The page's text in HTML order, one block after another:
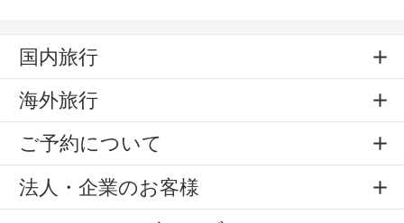
国内旅行
海外旅行
ご予約について
法人・企業のお客様